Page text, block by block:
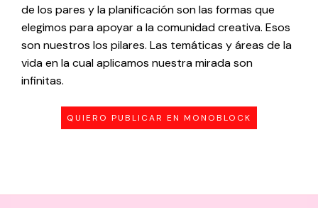
de los pares y la planificación son las formas que
elegimos para apoyar a la comunidad creativa. Esos
son nuestros los pilares. Las temáticas y áreas de la
vida en la cual aplicamos nuestra mirada son
infinitas.
QUIERO PUBLICAR EN MONOBLOCK